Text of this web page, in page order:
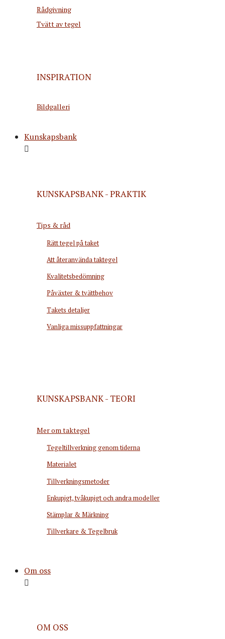
Rådgivning
Tvätt av tegel
INSPIRATION
Bildgalleri
Kunskapsbank
KUNSKAPSBANK - PRAKTIK
Tips & råd
Rätt tegel på taket
Att återanvända taktegel
Kvalitetsbedömning
Påväxter & tvättbehov
Takets detaljer
Vanliga missuppfattningar
KUNSKAPSBANK - TEORI
Mer om taktegel
Tegeltillverkning genom tiderna
Materialet
Tillverkningsmetoder
Enkupigt, tvåkupigt och andra modeller
Stämplar & Märkning
Tillverkare & Tegelbruk
Om oss
OM OSS